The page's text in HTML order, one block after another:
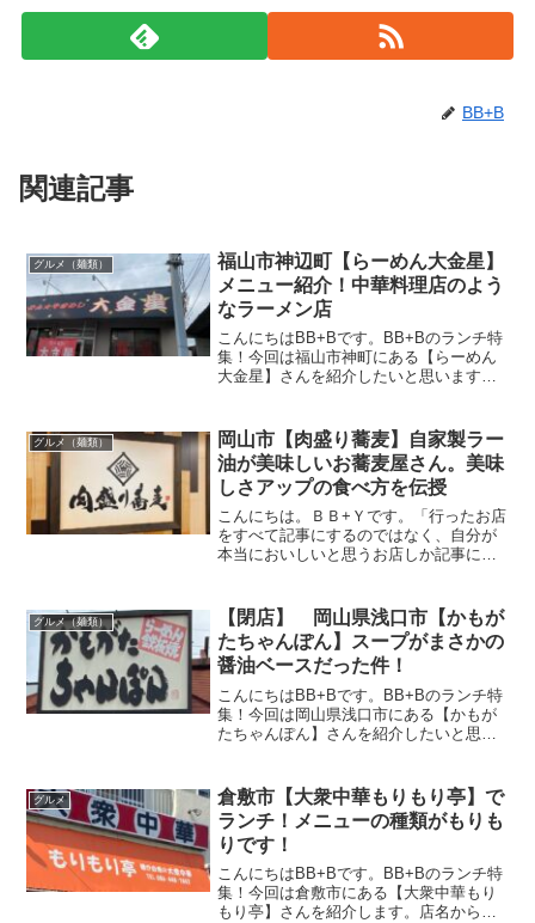
BB+B
関連記事
グルメ（麺類）
福山市神辺町【らーめん大金星】
メニュー紹介！中華料理店のよう
なラーメン店
こんにちはBB+Bです。BB+Bのランチ特
集！今回は福山市神町にある【らーめん
大金星】さんを紹介したいと思います。
たらーめん屋さんに初訪問。この記事で
は【らーめん大金星...
グルメ（麺類）
岡山市【肉盛り蕎麦】自家製ラー
油が美味しいお蕎麦屋さん。美味
しさアップの食べ方を伝授
こんにちは。ＢＢ+Ｙです。「行ったお店
をすべて記事にするのではなく、自分が
本当においしいと思うお店しか記事にし
思います。以前よりFaceBookでよく見て
いたお蕎麦屋さ...
グルメ（麺類）
【閉店】 岡山県浅口市【かもが
たちゃんぽん】スープがまさかの
醤油ベースだった件！
こんにちはBB+Bです。BB+Bのランチ特
集！今回は岡山県浅口市にある【かもが
たちゃんぽん】さんを紹介したいと思い
食店。それだけでわくわくします。ちゃ
んぽんと言えば豚...
グルメ
倉敷市【大衆中華もりもり亭】で
ランチ！メニューの種類がもりも
りです！
こんにちはBB+Bです。BB+Bのランチ特
集！今回は倉敷市にある【大衆中華もり
もり亭】さんを紹介します。店名からし